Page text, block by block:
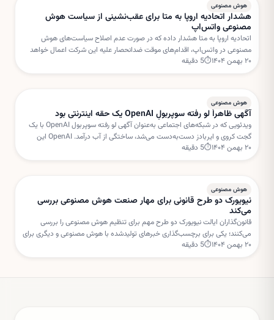
هوش مصنوعی
هشدار اتحادیه اروپا به متا برای عقب‌نشینی از سیاست هوش
مصنوعی واتس‌اپ
اتحادیه اروپا به متا هشدار داده که در صورت عدم اصلاح سیاست‌های هوش
مصنوعی در واتس‌اپ، اقدام‌های موقت ضدانحصار علیه این شرکت اعمال خواهد
شد. بروکسل نگران استفاده متا از داده‌های کاربران برای خدمات هوش مصنوعی
۲۰ بهمن ۱۴۰۴ ⏱
5 دقیقه
هوش مصنوعی
آگهی ظاهراً لو رفته سوپربولِ OpenAI یک حقه اینترنتی بود
ویدئویی که در شبکه‌های اجتماعی به‌عنوان آگهی لو رفته سوپربول OpenAI با یک
گجت کروی و ایربادز دست‌به‌دست می‌شد، ساختگی از آب درآمد. OpenAI این
داستان را «فیک نیوز» خوانده است.
۲۰ بهمن ۱۴۰۴ ⏱
5 دقیقه
هوش مصنوعی
نیویورک دو طرح قانونی برای مهار صنعت هوش مصنوعی بررسی
می‌کند
قانون‌گذاران ایالت نیویورک دو طرح مهم برای تنظیم هوش مصنوعی را بررسی
می‌کنند؛ یکی برای برچسب‌گذاری خبرهای تولیدشده با هوش مصنوعی و دیگری برای
تعلیق مجوز ساخت مراکز داده جدید.
۲۰ بهمن ۱۴۰۴ ⏱
5 دقیقه